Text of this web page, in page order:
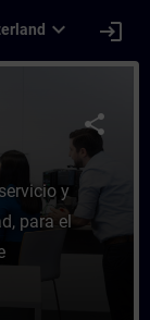
expand_more login
Nivel 3 -
share
y
para el